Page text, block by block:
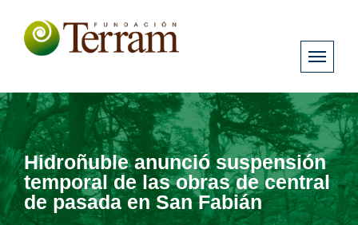
Hidroñuble anunció suspensión
temporal de las obras de central
de pasada en San Fabián